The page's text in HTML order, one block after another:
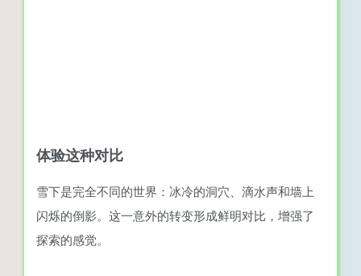
体验这种对比
雪下是完全不同的世界：冰冷的洞穴、滴水声和墙上
闪烁的倒影。这一意外的转变形成鲜明对比，增强了
探索的感觉。